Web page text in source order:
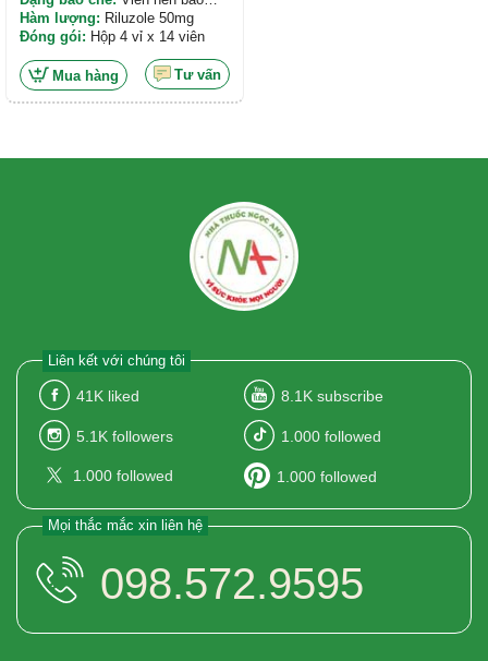
phim
Hàm lượng: Riluzole 50mg
Đóng gói: Hộp 4 vỉ x 14 viên
Mua hàng Tư vấn
Liên kết với chúng tôi
41K liked 8.1K subscribe
5.1K followers 1.000 followed
1.000 followed 1.000 followed
Mọi thắc mắc xin liên hệ
098.572.9595